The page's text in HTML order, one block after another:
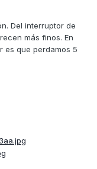
Del interruptor de
más finos. En
es que perdamos 5